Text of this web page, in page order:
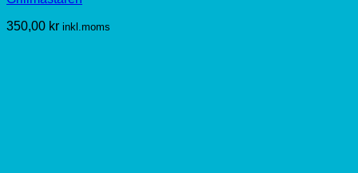
350,00 kr inkl.moms